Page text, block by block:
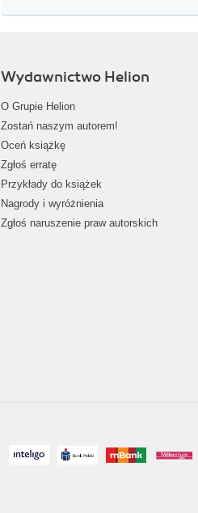
Wydawnictwo Helion
O Grupie Helion
Zostań naszym autorem!
Oceń książkę
Zgłoś erratę
Przykłady do książek
Nagrody i wyróżnienia
Zgłoś naruszenie praw autorskich